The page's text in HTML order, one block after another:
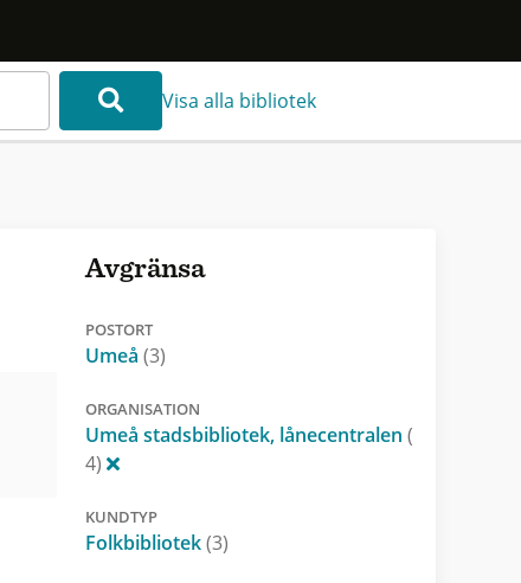
Visa alla bibliotek
Avgränsa
POSTORT
Umeå (3)
ORGANISATION
Umeå stadsbibliotek, lånecentralen (
4)
KUNDTYP
Folkbibliotek(3)